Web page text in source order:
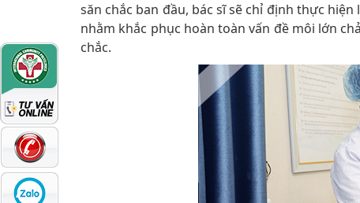
săn chắc ban đầu, bác sĩ sẽ chỉ định thực
nhằm khắc phục hoàn toàn vấn đề môi lớn
chắc.